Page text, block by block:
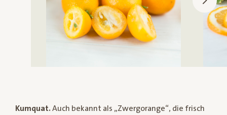
Kumquat. Auch bekannt als „Zwergorange“, die frisch